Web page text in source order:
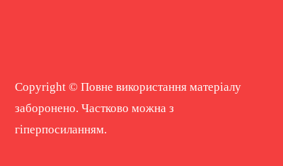
Copyright © Повне використання матеріалу
заборонено. Частково можна з
гіперпосиланням.